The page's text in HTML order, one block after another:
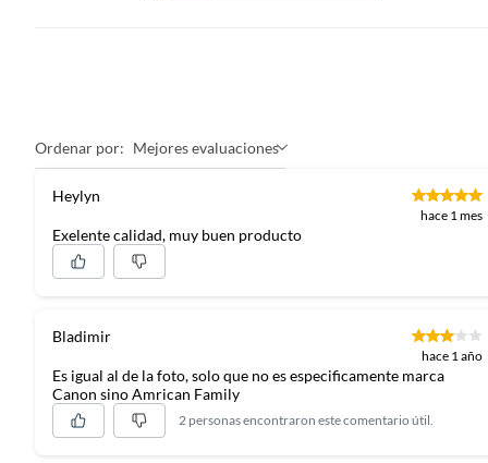
Ordenar por: Mejores evaluaciones
Heylyn
hace 1 mes
Exelente calidad, muy buen producto
Bladimir
hace 1 año
Es igual al de la foto, solo que no es especificamente marca
Canon sino Amrican Family
2 personas encontraron este comentario útil.